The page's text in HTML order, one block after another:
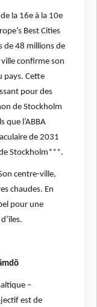
la 16e à la 10e
Best Cities
de 48 millions de
confirme son
pays. Cette
pour des
de Stockholm
que l’ABBA
de 2031
Stockholm***.
centre-ville,
chaudes. En
pour une
–
est de